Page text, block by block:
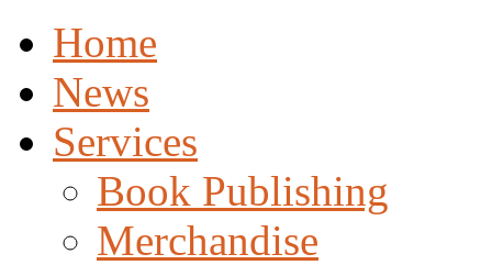
Home
News
Services
Book Publishing
Merchandise